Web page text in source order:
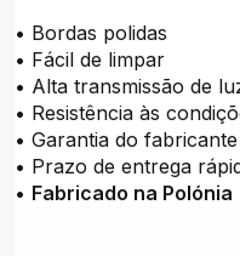
• Bordas polidas
• Fácil de limpar
• Alta transmissão de
• Resistência às
• Garantia do fabricante
• Prazo de entrega
• Fabricado na Polónia